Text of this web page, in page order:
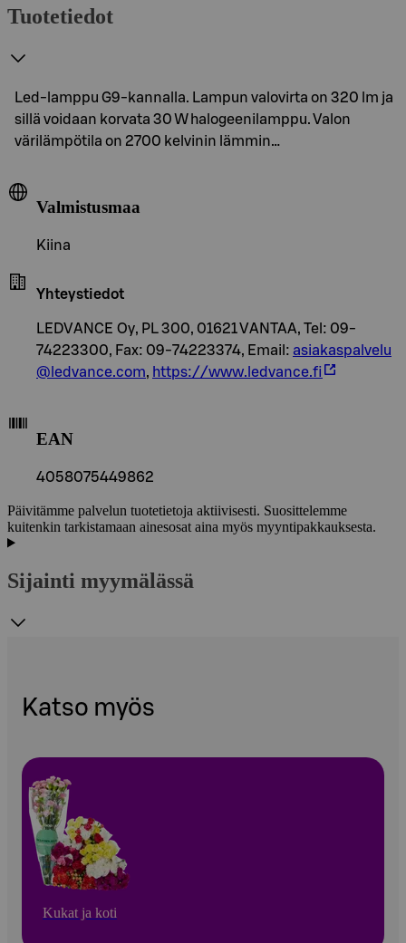
Tuotetiedot
Led-lamppu G9-kannalla. Lampun valovirta on 320 lm ja
sillä voidaan korvata 30 W halogeenilamppu. Valon
värilämpötila on 2700 kelvinin lämmin…
Valmistusmaa
Kiina
Yhteystiedot
LEDVANCE Oy, PL 300, 01621 VANTAA, Tel: 09-
74223300, Fax: 09-74223374, Email: asiakaspalvelu
@ledvance.com, https://www.ledvance.fi
EAN
4058075449862
Päivitämme palvelun tuotetietoja aktiivisesti. Suosittelemme
kuitenkin tarkistamaan ainesosat aina myös myyntipakkauksesta.
Sijainti myymälässä
Katso myös
Kukat ja koti